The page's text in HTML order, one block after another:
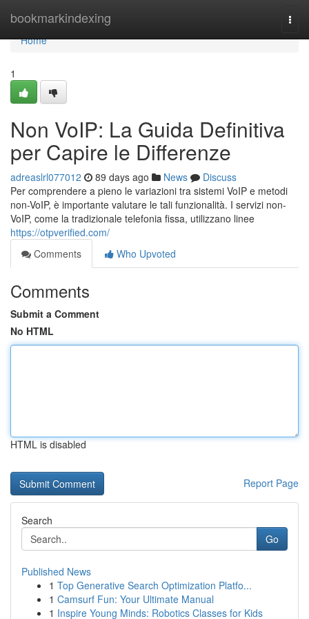
bookmarkindexing
Home
Home
1
Non VoIP: La Guida Definitiva
per Capire le Differenze
adreaslrl077012 89 days ago News
Discuss
Per comprendere a pieno le variazioni tra sistemi VoIP e metodi
non-VoIP, è importante valutare le tali funzionalità. I servizi non-
VoIP, come la tradizionale telefonia fissa, utilizzano linee
https://otpverified.com/
Comments
Who Upvoted
Comments
Submit a Comment
No HTML
HTML is disabled
Report Page
Search
Go
Published News
1 Top Generative Search Optimization Platfo...
1 Camsurf Fun: Your Ultimate Manual
1 Inspire Young Minds: Robotics Classes for Kids